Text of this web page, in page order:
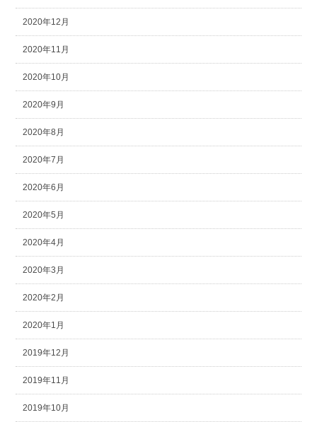
2020年12月
2020年11月
2020年10月
2020年9月
2020年8月
2020年7月
2020年6月
2020年5月
2020年4月
2020年3月
2020年2月
2020年1月
2019年12月
2019年11月
2019年10月